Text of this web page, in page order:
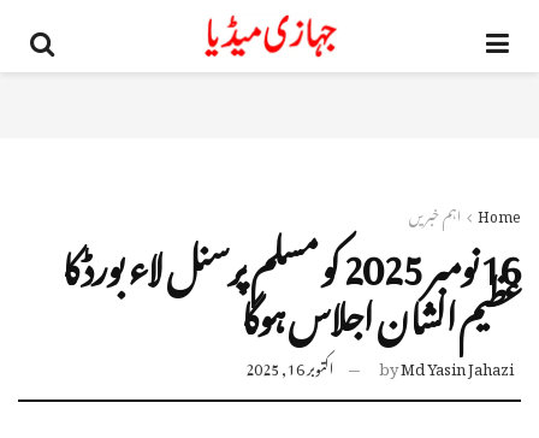
Home اہم خبریں 16 نومبر 2025 کو مسلم پرسنل لاء بورڈ کا
عظیم الشان اجلاس ہوگا
byMd Yasin Jahazi اکتوبر 16, 2025